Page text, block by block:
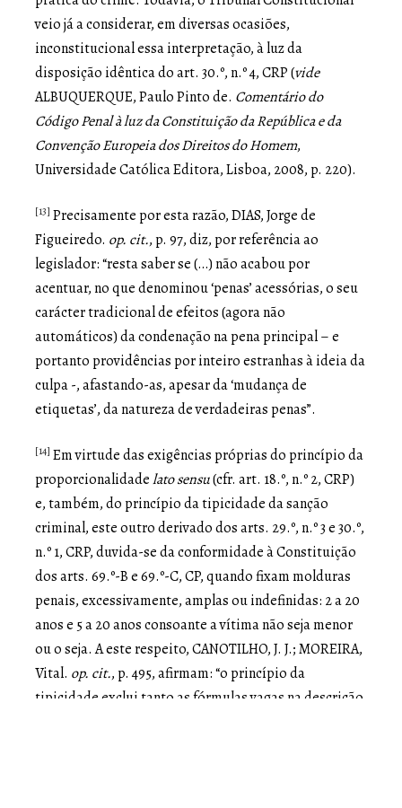
veio já a considerar, em diversas ocasiões,
inconstitucional essa interpretação, à luz da
disposição idêntica do art. 30.º, n.º 4, CRP (vide
ALBUQUERQUE, Paulo Pinto de. Comentário do
Código Penal à luz da Constituição da República e da
Convenção Europeia dos Direitos do Homem,
Universidade Católica Editora, Lisboa, 2008, p. 220).
[13] Precisamente por esta razão, DIAS, Jorge de
Figueiredo. op. cit., p. 97, diz, por referência ao
legislador: “resta saber se (…) não acabou por
acentuar, no que denominou ‘penas’ acessórias, o seu
carácter tradicional de efeitos (agora não
automáticos) da condenação na pena principal – e
portanto providências por inteiro estranhas à ideia da
culpa -, afastando-as, apesar da ‘mudança de
etiquetas’, da natureza de verdadeiras penas”.
[14] Em virtude das exigências próprias do princípio da
proporcionalidadelato sensu(cfr. art. 18.º, n.º 2, CRP)
e, também, do princípio da tipicidade da sanção
criminal, este outro derivado dos arts. 29.º, n.º 3 e 30.º,
n.º 1, CRP, duvida-se da conformidade à Constituição
dos arts. 69.º-B e 69.º-C, CP, quando fixam molduras
penais, excessivamente, amplas ou indefinidas: 2 a 20
anos e 5 a 20 anos consoante a vítima não seja menor
ou o seja. A este respeito, CANOTILHO, J. J.; MOREIRA,
Vital. op. cit., p. 495, afirmam: “o princípio da
tipicidade exclui tanto as fórmulas vagas na descrição